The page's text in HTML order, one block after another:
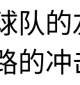
队
的